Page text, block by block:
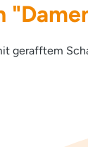
gerafftem